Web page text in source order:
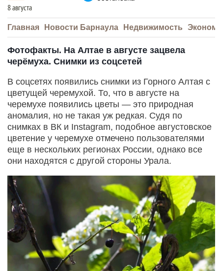
8 августа
Главная Новости Барнаула Недвижимость
Фотофакты. На Алтае в августе зацвела
черёмуха. Снимки из соцсетей
В соцсетях появились снимки из Горного Алтая с
цветущей черемухой. То, что в августе на
черемухе появились цветы — это природная
аномалия, но не такая уж редкая. Судя по
снимках в ВК и Instagram, подобное августовское
цветение у черемухе отмечено пользователями
еще в нескольких регионах России, однако все
они находятся с другой стороны Урала.